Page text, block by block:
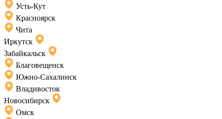
Усть-Кут
Красноярск
Чита
Иркутск
Забайкальск
Благовещенск
Южно-Сахалинск
Владивосток
Новосибирск
Омск